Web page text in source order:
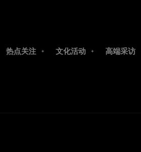
热点关注 文化活动 高端采访